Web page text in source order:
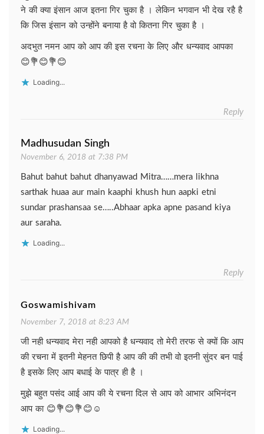
ने की क्या इंसान आज इतना गिर चुका है । लेकिन भगवान भी देख रहै है
कि जिस इंसान को उन्होंने बनाया है वो कितना गिर चुका है ।
अदभुत नमन आप को आप की इस रचना के लिए और धन्यवाद आपका
😊💐😊💐😊
Loading...
Reply
Madhusudan Singh
November 6, 2018 at 7:38 PM
Bahut bahut bahut dhanyawad Mitra……mera likhna
sarthak huaa aur main kaaphi khush hun aapki etni
sundar prashansaa se…..Abhaar apka apne pasand kiya
aur saraha.
Loading...
Reply
Goswamishivam
November 7, 2018 at 8:23 AM
जी नही धन्यवाद मेरा नही आपको है धन्यवाद तो मेरी तरफ से क्यों कि आप
की रचना में इतनी मेहनत छिपी है आप की की तभी वो इतनी सुंदर बन पाई
है इसके लिए आप बधाई के पात्र ही है ।
मुझे बहुत पसंद आई आप की ये रचना दिल से आप को आभार अभिनंदन
आप का 😊💐😊💐😊☺
Loading...